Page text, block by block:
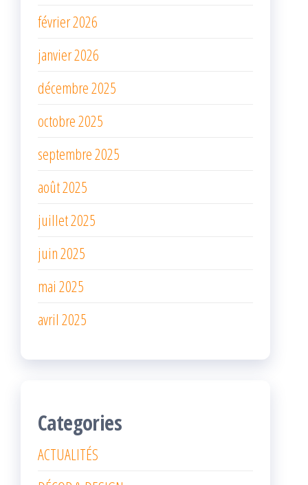
février 2026
janvier 2026
décembre 2025
octobre 2025
septembre 2025
août 2025
juillet 2025
juin 2025
mai 2025
avril 2025
Categories
ACTUALITÉS